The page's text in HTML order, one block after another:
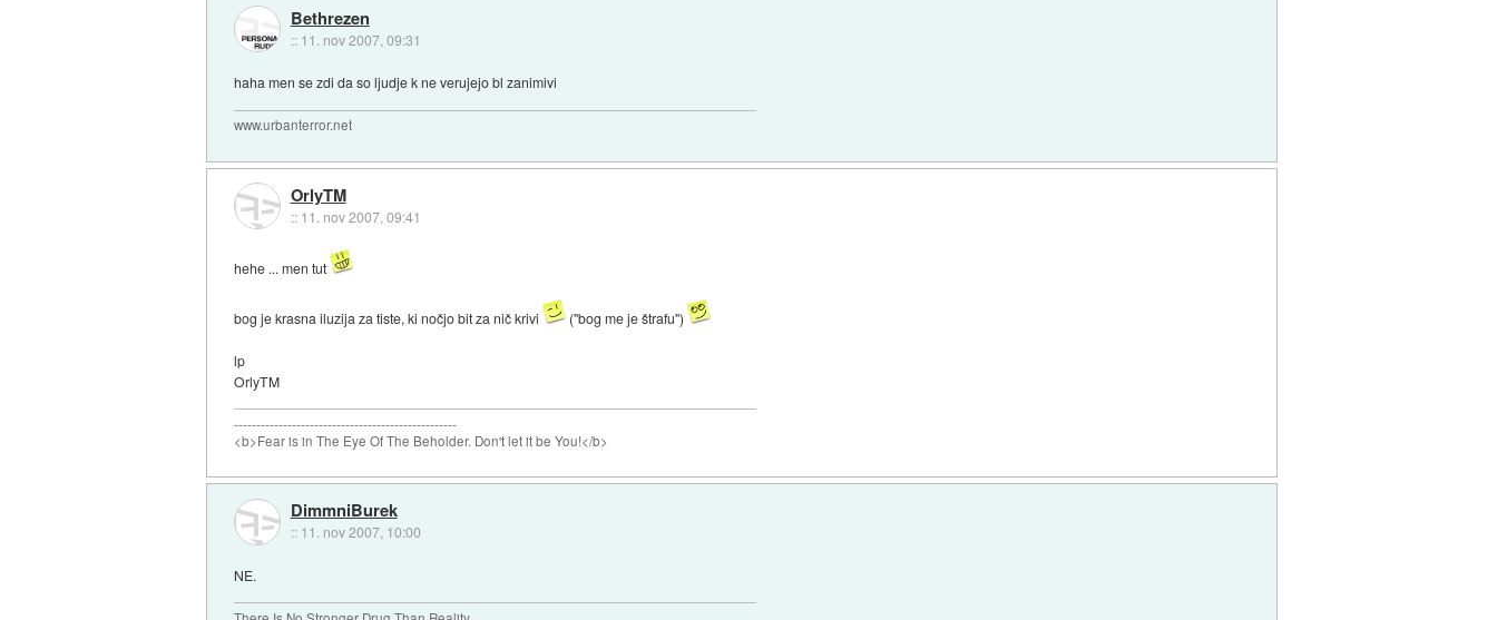
Bethrezen
:: 11. nov 2007, 09:31
haha men se zdi da so ljudje k ne verujejo bl zanimivi
www.urbanterror.net
OrlyTM
:: 11. nov 2007, 09:41
hehe ... men tut
bog je krasna iluzija za tiste, ki nočjo bit za nič krivi ("bog me je štrafu")
lp
OrlyTM
--------------------------------------------------
<b>Fear is in The Eye Of The Beholder. Don't let it be You!</b>
DimmniBurek
:: 11. nov 2007, 10:00
NE.